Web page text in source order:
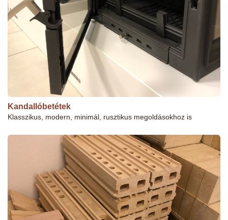
Kandallóbetétek
Klasszikus, modern, minimál, rusztikus megoldásokhoz is